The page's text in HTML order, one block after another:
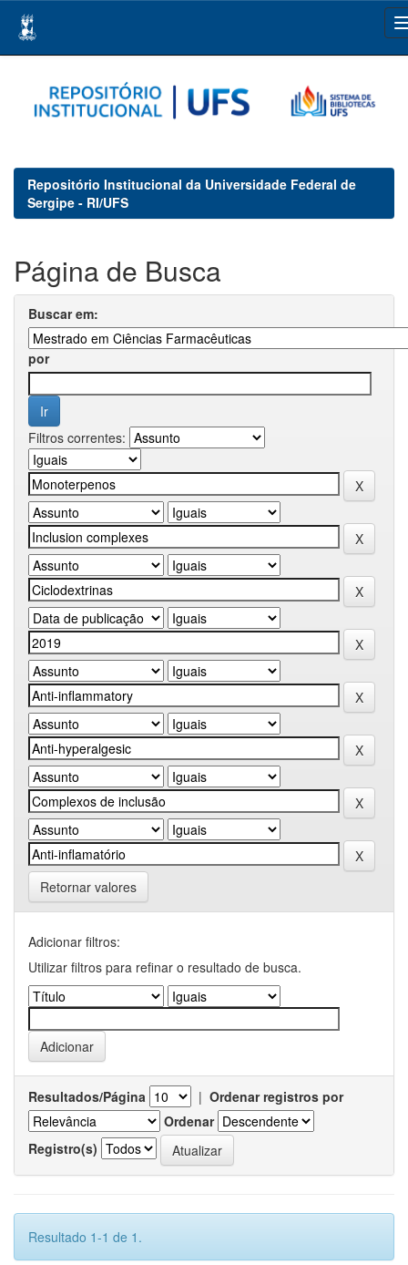
navigation
Repositório Institucional da Universidade Federal de
Sergipe - RI/UFS
Página de Busca
Buscar em:
por
Filtros correntes:
Retornar valores
Adicionar filtros:
Utilizar filtros para refinar o resultado de busca.
Resultados/Página | Ordenar registros por
Ordenar
Registro(s)
Resultado 1-1 de 1.